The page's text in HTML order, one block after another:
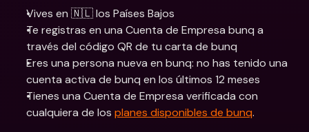
Vives en 🇳🇱 los Países Bajos
Te registras en una Cuenta de Empresa bunq a
través del código QR de tu carta de bunq
Eres una persona nueva en bunq: no has tenido una
cuenta activa de bunq en los últimos 12 meses
Tienes una Cuenta de Empresa verificada con
cualquiera de los planes disponibles de bunq.